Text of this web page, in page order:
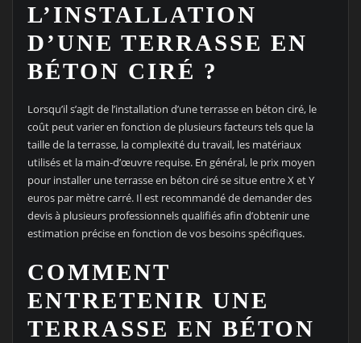
L’INSTALLATION
D’UNE TERRASSE EN
BÉTON CIRÉ ?
Lorsqu’il s’agit de l’installation d’une terrasse en béton ciré, le
coût peut varier en fonction de plusieurs facteurs tels que la
taille de la terrasse, la complexité du travail, les matériaux
utilisés et la main-d’œuvre requise. En général, le prix moyen
pour installer une terrasse en béton ciré se situe entre X et Y
euros par mètre carré. Il est recommandé de demander des
devis à plusieurs professionnels qualifiés afin d’obtenir une
estimation précise en fonction de vos besoins spécifiques.
COMMENT
ENTRETENIR UNE
TERRASSE EN BÉTON